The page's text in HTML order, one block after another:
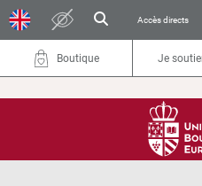
Accès directs
Boutique Je